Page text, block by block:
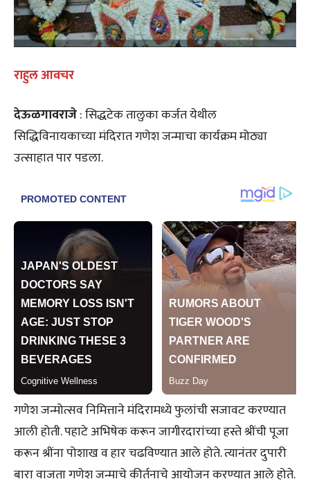
राहुल आवचर
देऊळगावराजे: सिद्धटेक तालुका कर्जत येथील
सिद्धिविनायकाच्या मंदिरात गणेश जन्माचा कार्यक्रम मोठ्या
उत्साहात पार पडला.
गणेश जन्मोत्सव निमित्ताने मंदिरामध्ये फुलांची सजावट करण्यात
आली होती. पहाटे अभिषेक करून जागीरदारांच्या हस्ते श्रींची पूजा
करून श्रींना पोशाख व हार चढविण्यात आले होते. त्यानंतर दुपारी
बारा वाजता गणेश जन्माचे कीर्तनाचे आयोजन करण्यात आले होते.